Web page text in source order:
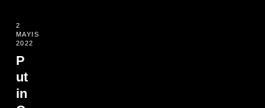
2
MAYIS
2022
P
ut
in